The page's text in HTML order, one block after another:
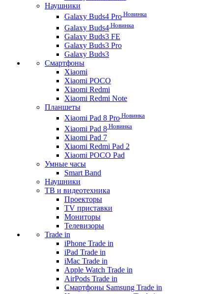
Наушники
Galaxy Buds4 Pro Новинка
Galaxy Buds4 Новинка
Galaxy Buds3 FE
Galaxy Buds3 Pro
Galaxy Buds3
Смартфоны
Xiaomi
Xiaomi POCO
Xiaomi Redmi
Xiaomi Redmi Note
Планшеты
Xiaomi Pad 8 Pro Новинка
Xiaomi Pad 8 Новинка
Xiaomi Pad 7
Xiaomi Redmi Pad 2
Xiaomi POCO Pad
Умные часы
Smart Band
Наушники
ТВ и видеотехника
Проекторы
TV приставки
Мониторы
Телевизоры
Trade in
iPhone Trade in
iPad Trade in
iMac Trade in
Apple Watch Trade in
AirPods Trade in
Смартфоны Samsung Trade in